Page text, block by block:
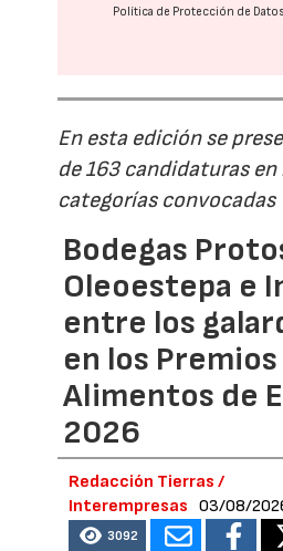
Política de Protección de Datos
En esta edición se
de 163 candidaturas en
categorías convocadas
Bodegas
Oleoestepa e
entre los
en los Premios
Alimentos de
2026
Redacción Tierras /
Interempresas
03/08/
3092